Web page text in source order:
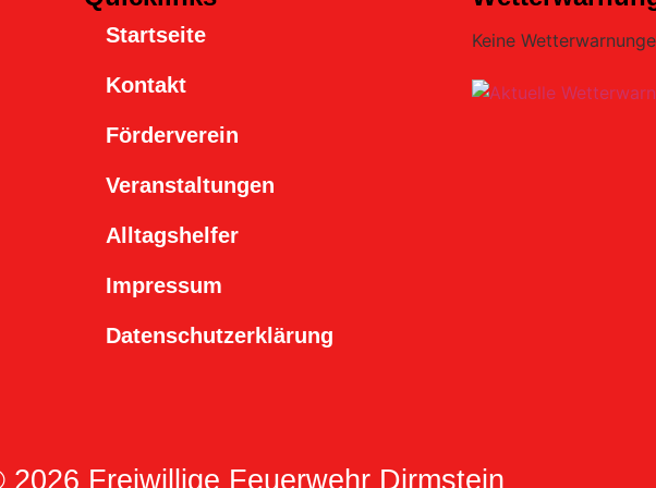
Startseite
Kontakt
Förderverein
Veranstaltungen
Alltagshelfer
Impressum
Datenschutzerklärung
Keine
2026 Freiwillige Feuerwehr Dirmstein